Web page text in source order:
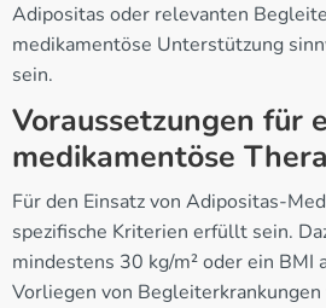
Adipositas oder relevanten
medikamentöse Unterstützung
sein.
Voraussetzungen für
medikamentöse
Für den Einsatz von Adipositas-
spezifische Kriterien erfüllt sein.
mindestens 30 kg/m² oder ein BMI
Vorliegen von